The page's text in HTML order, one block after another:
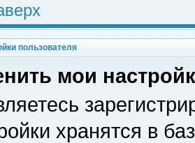
пользователя
мои
хранятся в